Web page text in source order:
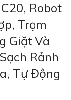
Robot
Trạm
Giặt Và
Rảnh
Tự Động